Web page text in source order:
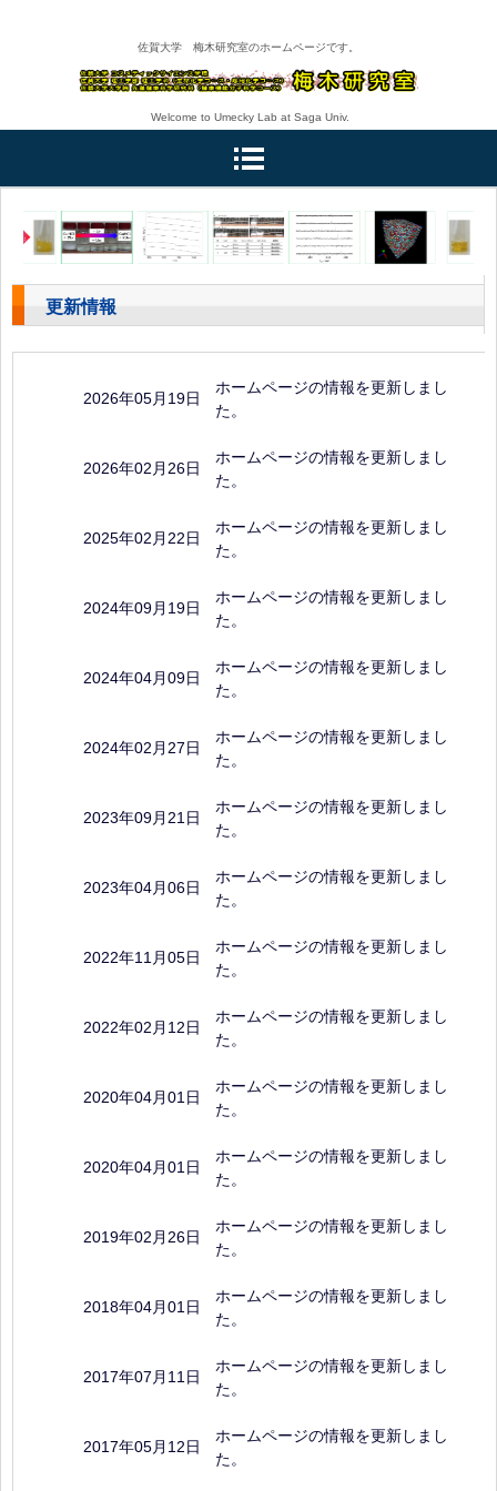
佐賀大学 梅木研究室のホームページです。
Welcome to Umecky Lab at Saga Univ.
更新情報
2026年05月19日
ホームページの情報を更新しまし
た。
2026年02月26日
ホームページの情報を更新しまし
た。
2025年02月22日
ホームページの情報を更新しまし
た。
2024年09月19日
ホームページの情報を更新しまし
た。
2024年04月09日
ホームページの情報を更新しまし
た。
2024年02月27日
ホームページの情報を更新しまし
た。
2023年09月21日
ホームページの情報を更新しまし
た。
2023年04月06日
ホームページの情報を更新しまし
た。
2022年11月05日
ホームページの情報を更新しまし
た。
2022年02月12日
ホームページの情報を更新しまし
た。
2020年04月01日
ホームページの情報を更新しまし
た。
2020年04月01日
ホームページの情報を更新しまし
た。
2019年02月26日
ホームページの情報を更新しまし
た。
2018年04月01日
ホームページの情報を更新しまし
た。
2017年07月11日
ホームページの情報を更新しまし
た。
2017年05月12日
ホームページの情報を更新しまし
た。